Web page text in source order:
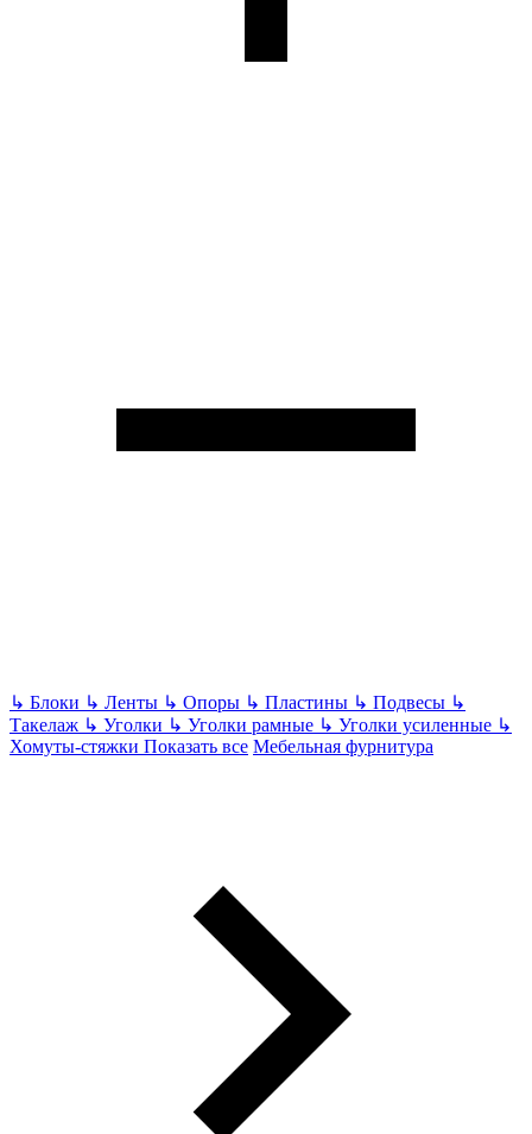
↳ Блоки ↳ Ленты ↳ Опоры ↳ Пластины ↳ Подвесы ↳
Такелаж ↳ Уголки ↳ Уголки рамные ↳ Уголки усиленные ↳
Хомуты-стяжки Показать все Мебельная фурнитура